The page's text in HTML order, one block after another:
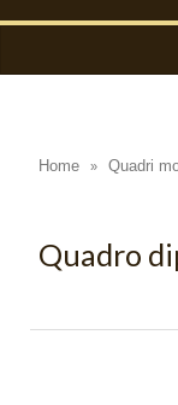
Blue Light
Home » Quadri
Quadro